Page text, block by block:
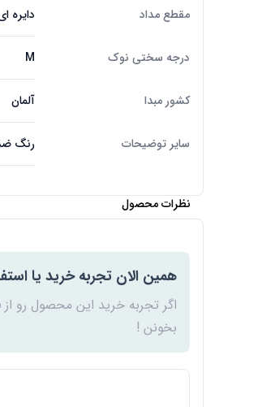
مقطع مداد دایره
درجه سختی نوک M
کشور مبدا آلمان
سایر توضیحات رنگ ضد
نظرات محصول
همین الان تجربه خرید یا
اگر تجربه خرید این محصول رو
بخونن !